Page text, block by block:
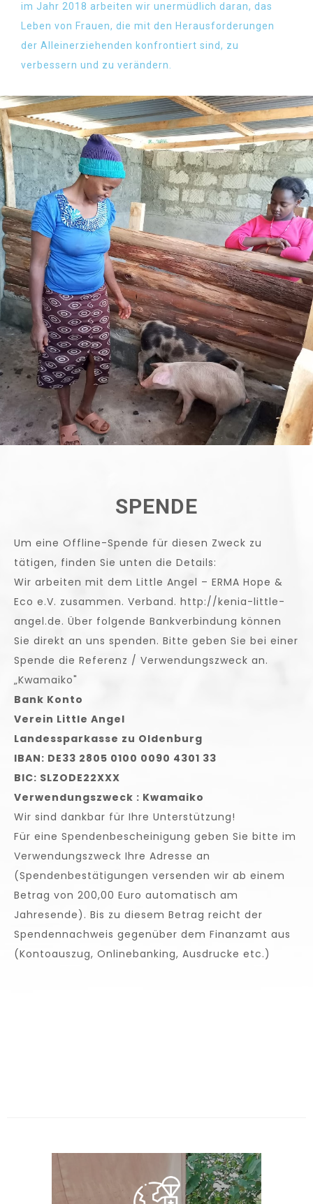
im Jahr 2018 arbeiten wir unermüdlich daran, das
Leben von Frauen, die mit den Herausforderungen
der Alleinerziehenden konfrontiert sind, zu
verbessern und zu verändern.
SPENDE
Um eine Offline-Spende für diesen Zweck zu
tätigen, finden Sie unten die Details:
Wir arbeiten mit dem Little Angel – ERMA Hope &
Eco e.V. zusammen. Verband. http://kenia-little-
angel.de. Über folgende Bankverbindung können
Sie direkt an uns spenden. Bitte geben Sie bei einer
Spende die Referenz / Verwendungszweck an.
„Kwamaiko"
Bank Konto
Verein Little Angel
Landessparkasse zu Oldenburg
IBAN: DE33 2805 0100 0090 4301 33
BIC: SLZODE22XXX
Verwendungszweck : Kwamaiko
Wir sind dankbar für Ihre Unterstützung!
Für eine Spendenbescheinigung geben Sie bitte im
Verwendungszweck Ihre Adresse an
(Spendenbestätigungen versenden wir ab einem
Betrag von 200,00 Euro automatisch am
Jahresende). Bis zu diesem Betrag reicht der
Spendennachweis gegenüber dem Finanzamt aus
(Kontoauszug, Onlinebanking, Ausdrucke etc.)